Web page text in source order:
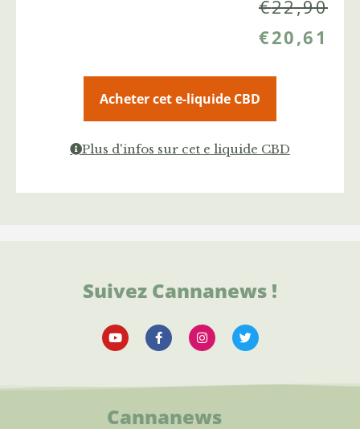
€22,90
€20,61
Acheter cet e-liquide CBD
Plus d'infos sur cet e liquide CBD
Suivez Cannanews !
Cannanews